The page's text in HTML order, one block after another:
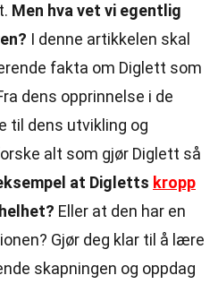
Men hva vet vi egentlig
I denne artikkelen skal
fakta om Diglett som
dens opprinnelse i de
til dens utvikling og
alt som gjør Diglett så
at Digletts kropp
Eller at den har en
Gjør deg klar til å lære
skapningen og oppdag